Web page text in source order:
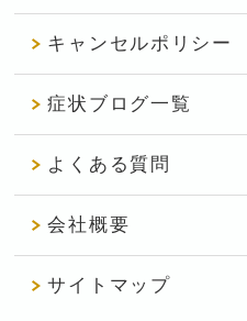
キャンセルポリシー
症状ブログ一覧
よくある質問
会社概要
サイトマップ